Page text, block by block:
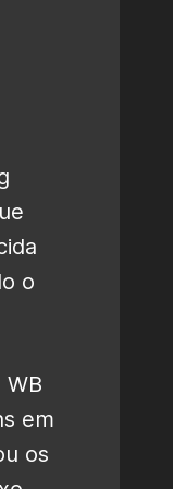
o
em
os